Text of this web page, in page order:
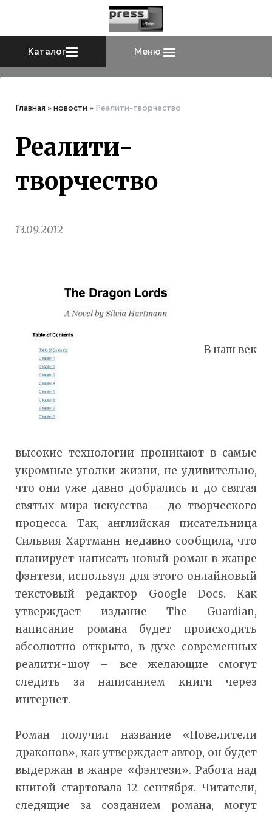
Каталог Меню
Главная »новости » Реалити-творчество
Реалити-
творчество
13.09.2012
В наш век
высокие технологии проникают в самые
укромные уголки жизни, не удивительно,
что они уже давно добрались и до святая
святых мира искусства – до творческого
процесса. Так, английская писательница
Сильвия Хартманн недавно сообщила, что
планирует написать новый роман в жанре
фэнтези, используя для этого онлайновый
текстовый редактор Google Docs. Как
утверждает издание The Guardian,
написание романа будет происходить
абсолютно открыто, в духе современных
реалити-шоу – все желающие смогут
следить за написанием книги через
интернет.
Роман получил название «Повелители
драконов», как утверждает автор, он будет
выдержан в жанре «фэнтези». Работа над
книгой стартовала 12 сентября. Читатели,
следящие за созданием романа, могут